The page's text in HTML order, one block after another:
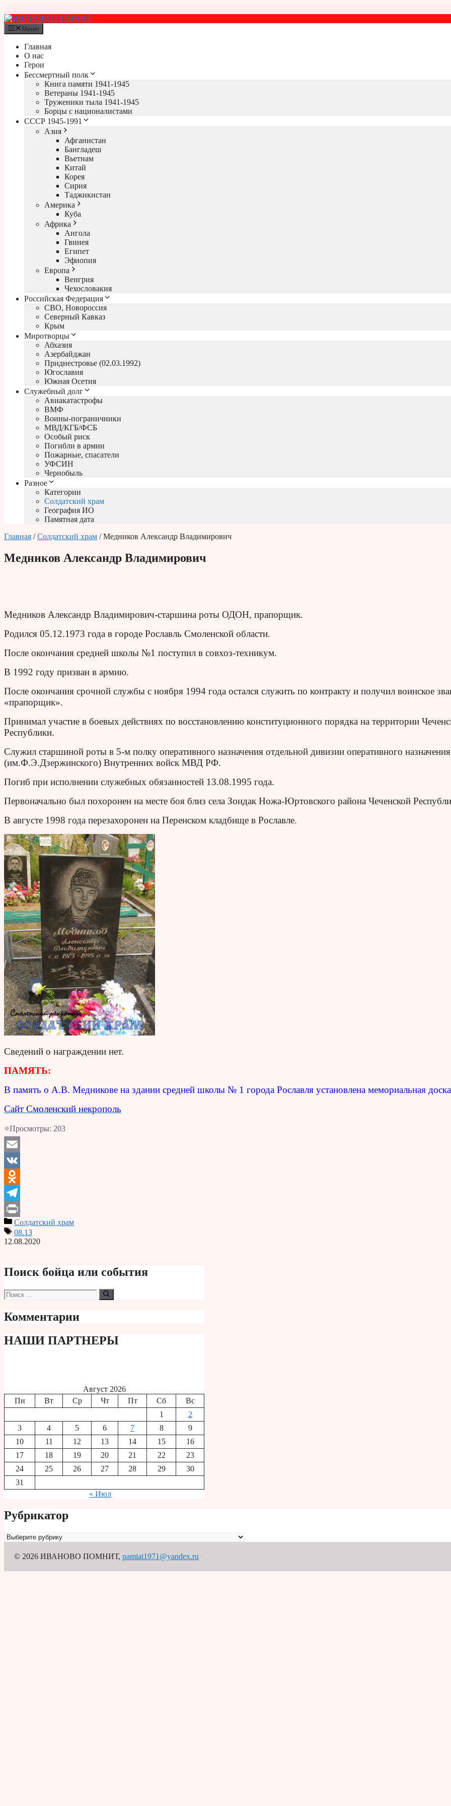
к
содержимому
Меню
Главная
О нас
Герои
Бессмертный полк
Книга памяти 1941-1945
Ветераны 1941-1945
Труженики тыла 1941-1945
Борцы с националистами
СССР 1945-1991
Азия
Афганистан
Бангладеш
Вьетнам
Китай
Корея
Сирия
Таджикистан
Америка
Куба
Африка
Ангола
Гвинея
Египет
Эфиопия
Европа
Венгрия
Чехословакия
Российская Федерация
СВО, Новороссия
Северный Кавказ
Крым
Миротворцы
Абхазия
Азербайджан
Приднестровье (02.03.1992)
Югославия
Южная Осетия
Служебный долг
Авиакатастрофы
ВМФ
Воины-пограничники
МВД/КГБ/ФСБ
Особый риск
Погибли в армии
Пожарные, спасатели
УФСИН
Чернобыль
Разное
Категории
Солдатский храм
География ИО
Памятная дата
Главная /Солдатский храм / Медников Александр Владимирович
Медников Александр Владимирович
Медников Александр Владимирович-старшина роты ОДОН, прапорщик.
Родился 05.12.1973 года в городе Рославль Смоленской области.
После окончания средней школы №1 поступил в совхоз-техникум.
В 1992 году призван в армию.
После окончания срочной службы с ноября 1994 года остался служить по контракту и получил воинское
«прапорщик».
Принимал участие в боевых действиях по восстановлению конституционного порядка на территории
Республики.
Служил старшиной роты в 5-м полку оперативного назначения отдельной дивизии оперативного назначения
(им.Ф.Э.Дзержинского) Внутренних войск МВД РФ.
Погиб при исполнении служебных обязанностей 13.08.1995 года.
Первоначально был похоронен на месте боя близ села Зондак Ножа-Юртовского района Чеченской
В августе 1998 года перезахоронен на Перенском кладбище в Рославле.
Сведений о награждении нет.
ПАМЯТЬ:
В память о А.В. Медникове на здании средней школы № 1 города Рославля установлена мемориальная
Сайт Смоленский некрополь
⭐Просмотры: 203
Email
VK
Odnoklassniki
Telegram
PrintСолдатский храм
08.13
12.08.2020
Поиск бойца или события
Поиск:
Комментарии
НАШИ ПАРТНЕРЫ
Август 2026
Пн
Вт Ср Чт Пт Сб
Вс
1
2
3
4 5 6 7 8
9
10
11 12 13 14 15
16
17
18 19 20 21 22
23
24
25 26 27 28 29
30
31
« Июл
Рубрикатор
Рубрикатор
© 2026 ИВАНОВО ПОМНИТ, pamiat1971@yandex.ru